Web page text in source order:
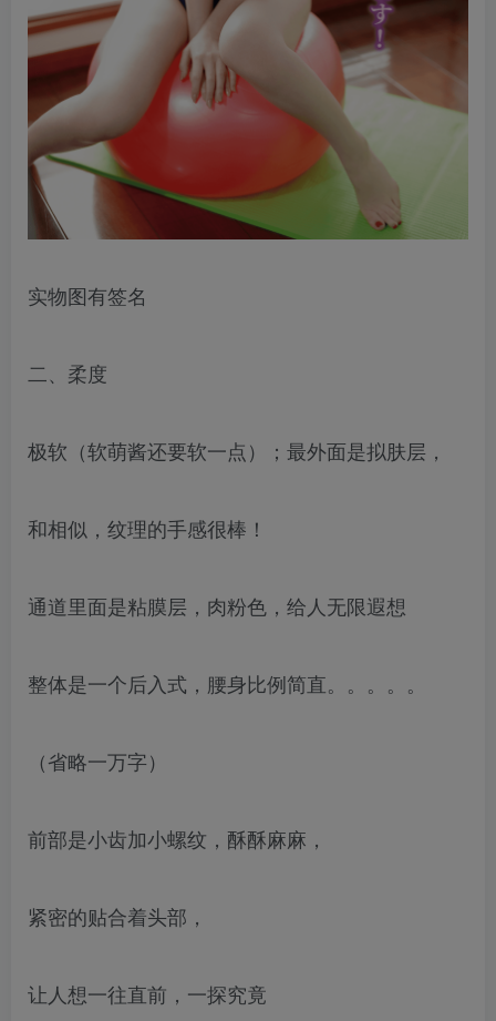
实物图有签名
二、柔度
极软（软萌酱还要软一点）；最外面是拟肤层，
和相似，纹理的手感很棒！
通道里面是粘膜层，肉粉色，给人无限遐想
整体是一个后入式，腰身比例简直。。。。。
（省略一万字）
前部是小齿加小螺纹，酥酥麻麻，
紧密的贴合着头部，
让人想一往直前，一探究竟